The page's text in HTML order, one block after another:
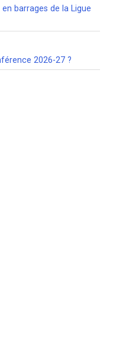
barrages de la Ligue
2026-27 ?